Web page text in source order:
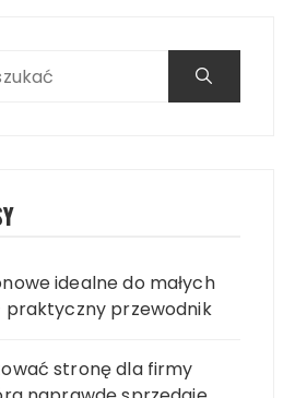
idealne do małych
przewodnik
stronę dla firmy